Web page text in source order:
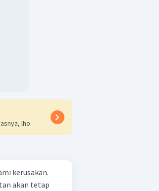
lho.
kerusakan.
akan tetap